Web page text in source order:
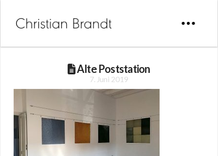
Alte Poststation
7. Juni 2019